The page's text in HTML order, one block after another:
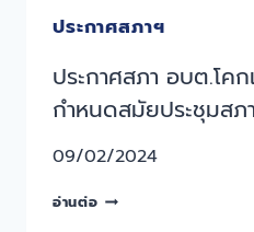
ประกาศสภาฯ
ประกาศสภา อบต.โคก
กำหนดสมัยประชุมสภ
09/02/2024
อ่านต่อ